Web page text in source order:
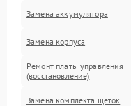
Замена аккумулятора
Замена корпуса
Ремонт платы управления
(восстановление)
Замена комплекта щеток